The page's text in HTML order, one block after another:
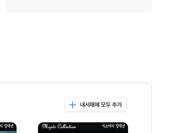
내서재에 모두 추가